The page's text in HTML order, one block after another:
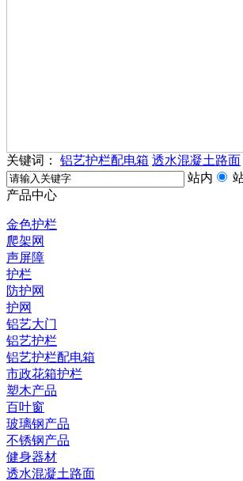
关键词： 铝艺护栏配电箱 透水混凝土路面
站内
产品中心
金色护栏
爬架网
声屏障
护栏
防护网
护网
铝艺大门
铝艺护栏
铝艺护栏配电箱
市政花箱护栏
塑木产品
百叶窗
玻璃钢产品
不锈钢产品
健身器材
透水混凝土路面